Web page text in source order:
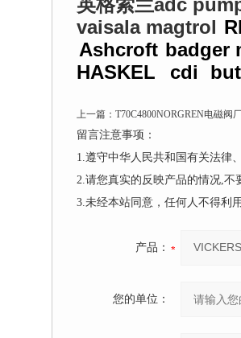
英格索兰adc
vaisala magtrol
Ashcroft badger
HASKEL
cdi
上一篇： T70C4800NORGREN电磁阀
留言注意事项：
1.遵守中华人民共和国有关法律
2.请您真实的反映产品的情况,
3.未经本站同意，任何人不得利
产品：
您的单位：